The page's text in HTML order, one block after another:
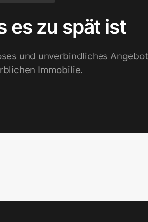
es zu spät ist
und unverbindliches Angebot
Immobilie.